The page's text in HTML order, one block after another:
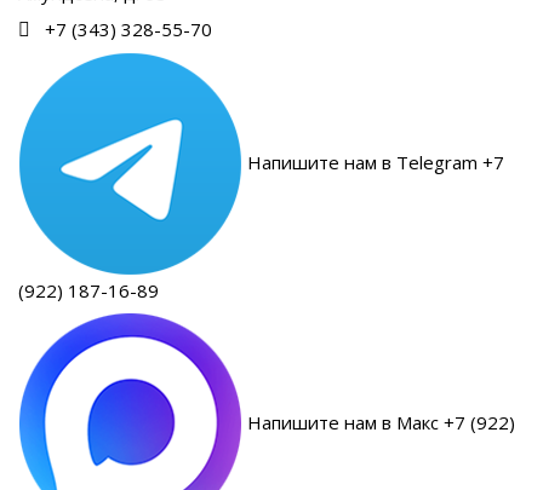
+7 (343) 328-55-70
Напишите нам в Telegram +7
(922) 187-16-89
Напишите нам в Макс +7 (922)